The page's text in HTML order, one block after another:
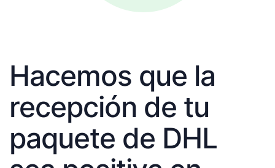
Hacemos que la
recepción de tu
paquete de DHL